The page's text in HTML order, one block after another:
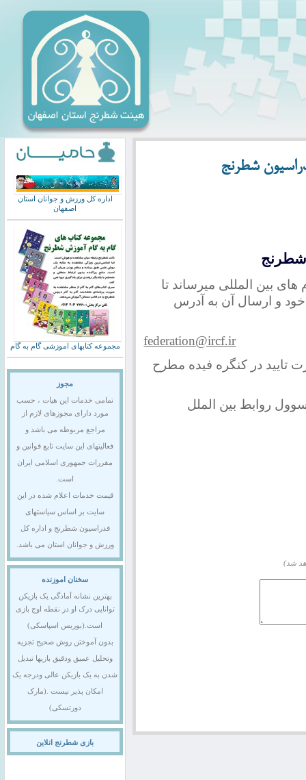
شطرنج
شطرنج
های بین المللی میرساند تا
خود و ارسال آن به آدرس
federation@ircf.ir
تایید در کنگره فیده مطرح
روابط بین الملل
شد)
اداره کل ورزش و جوانان استان
اصفهان
مجموعه کتابهای اموزشی گام به گام
مجوز
تمامی خدمات این هیات ، حسب
مورد دارای مجوزهای لازم از
مراجع مربوطه می باشد و
فعالیتهای این سایت تابع قوانین و
مقررات جمهوری اسلامی ایران
است.
قیمت خدمات اعلام شده در این
سایت بر اساس سیاستهای
فدراسیون شطرنج و اداره کل
ورزش و جوانان استان می باشد.
سخنان اموزنده
بهترین نشانه آمادگی یک بازیکن
توانایی درک او در نقطه اوج بازی
است.(بوریس اسپاسکی)
بدون آموختن روش صحیح تجزیه
وتحلیل عمیق ودقیق بازیها تبدیل
شدن به یک بازیکن عالی ودرجه یک
امکان پذیر نیست .(مارک
دورتسکی)
بازی شطرنج انلاین